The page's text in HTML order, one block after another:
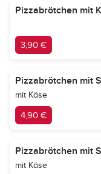
Pizzabrötchen mit
3,90 €
Pizzabrötchen mit
mit Käse
4,90 €
Pizzabrötchen mit
mit Käse